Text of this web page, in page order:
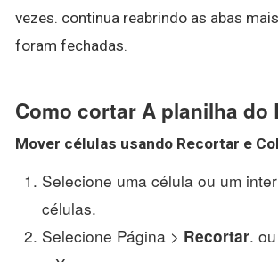
vezes. continua reabrindo as abas
foram fechadas.
Como cortar A planilha do
Mover células usando Recortar e
Selecione uma célula ou um
células.
Selecione Página > Recortar.